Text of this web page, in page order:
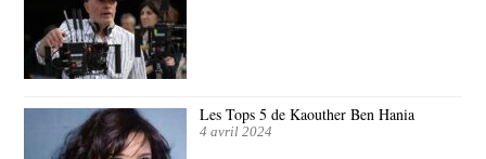
Les Tops 5 de Kaouther Ben Hania
4 avril 2024